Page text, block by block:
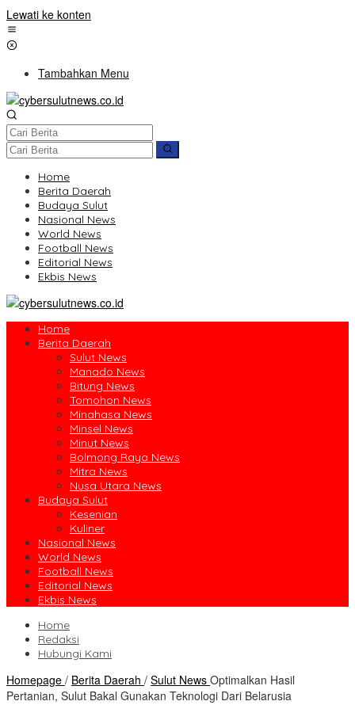
Lewati ke konten
Tambahkan Menu
Home
Berita Daerah
Budaya Sulut
Nasional News
World News
Football News
Editorial News
Ekbis News
Home
Berita Daerah
Sulut News
Manado News
Bitung News
Tomohon News
Minahasa News
Minsel News
Minut News
Bolmong Raya News
Mitra News
Nusa Utara News
Budaya Sulut
Kesenian
Kuliner
Nasional News
World News
Football News
Editorial News
Ekbis News
Home
Redaksi
Hubungi Kami
Homepage / Berita Daerah / Sulut News Optimalkan Hasil
Pertanian, Sulut Bakal Gunakan Teknologi Dari Belarusia